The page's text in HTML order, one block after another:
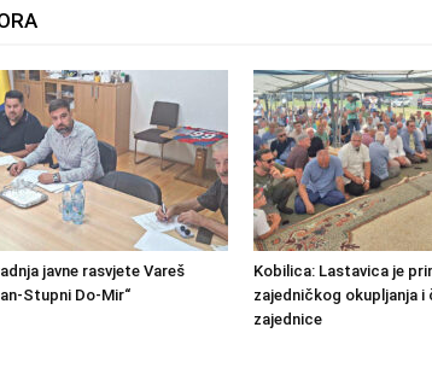
javne rasvjete Vareš
Stupni Do-Mir“
Kobilica: Lastavica je
zajedničkog okupljanja i
zajednice